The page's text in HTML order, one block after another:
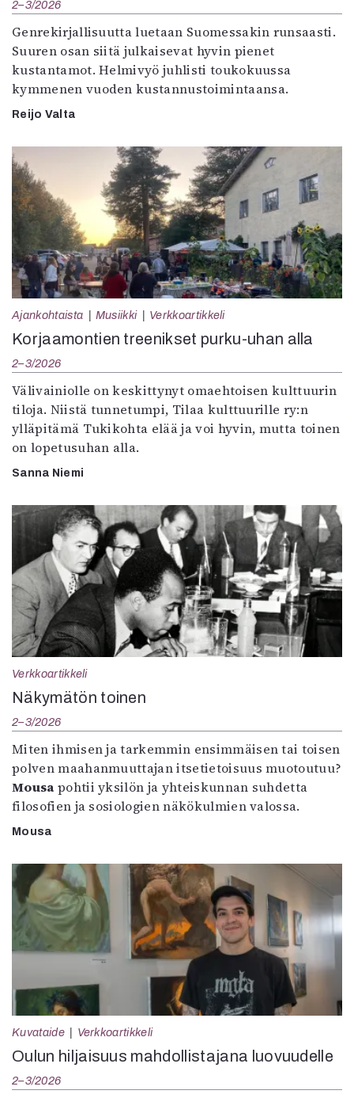
2–3/2026
Genrekirjallisuutta luetaan Suomessakin runsaasti.
Suuren osan siitä julkaisevat hyvin pienet
kustantamot. Helmivyö juhlisti toukokuussa
kymmenen vuoden kustannustoimintaansa.
Reijo Valta
Ajankohtaista Musiikki Verkkoartikkeli
Korjaamontien treenikset purku-uhan alla
2–3/2026
Välivainiolle on keskittynyt omaehtoisen kulttuurin
tiloja. Niistä tunnetumpi, Tilaa kulttuurille ry:n
ylläpitämä Tukikohta elää ja voi hyvin, mutta toinen
on lopetusuhan alla.
Sanna Niemi
Verkkoartikkeli
Näkymätön toinen
2–3/2026
Miten ihmisen ja tarkemmin ensimmäisen tai toisen
polven maahanmuuttajan itsetietoisuus muotoutuu?
Mousa pohtii yksilön ja yhteiskunnan suhdetta
filosofien ja sosiologien näkökulmien valossa.
Mousa
Kuvataide Verkkoartikkeli
Oulun hiljaisuus mahdollistajana luovuudelle
2–3/2026